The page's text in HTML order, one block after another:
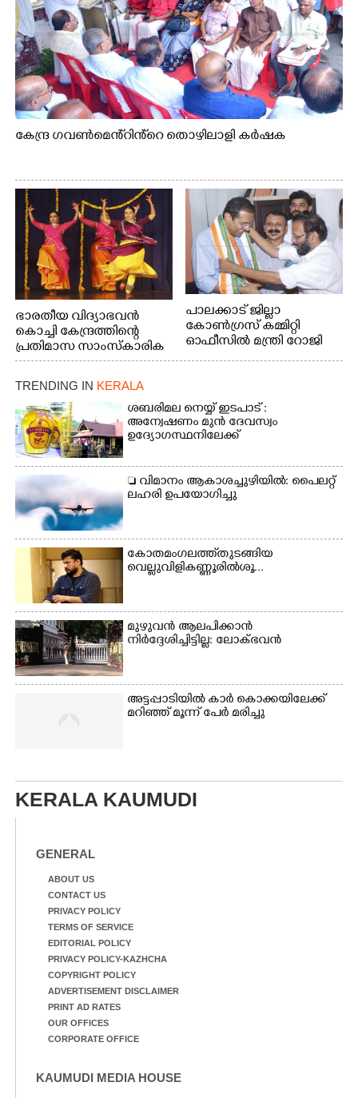
കേന്ദ്ര ഗവൺമെൻ്റിൻ്റെ തൊഴിലാളി കർഷക
ഭാരതീയ വിദ്യാഭവൻ
കൊച്ചി കേന്ദ്രത്തിന്റെ
പ്രതിമാസ സാംസ്കാരിക
പരിപാടിയുടെ ഭാഗമായി
ടി.ഡി റോഡിലെ ഭാരതീയ
വിദ്യാഭവൻ സർദാർ
പട്ടേൽ സഭാഗൃഹത്തിൽ
എം. അക്ഷതയുടെ
നേതൃത്വത്തിൽ
അവതരിപ്പിച്ച ലയ നമൻ
കഥക് നൃത്തത്തിൽ നിന്ന്
പാലക്കാട് ജില്ലാ
കോൺഗ്രസ് കമ്മിറ്റി
ഓഫീസിൽ മന്ത്രി റോജി
എം ജോണിന്
TRENDING IN KERALA
ശബരിമല നെയ്യ് ഇടപാട് :
അന്വേഷണം മുൻ ദേവസ്വം
ഉദ്യോഗസ്ഥനിലേക്ക്
 വിമാനം ആകാശച്ചുഴിയിൽ: പൈലറ്റ്
ലഹരി ഉപയോഗിച്ചു
കോതമംഗലത്ത് തുടങ്ങിയ
വെല്ലുവിളി കണ്ണൂരിൽ ശൂ...
മുഴുവൻ ആലപിക്കാൻ
നിർദ്ദേശിച്ചിട്ടില്ല: ലോക്ഭവൻ
അട്ടപ്പാടിയിൽ കാർ കൊക്കയിലേക്ക്
മറിഞ്ഞ് മൂന്ന് പേർ മരിച്ചു
KERALA KAUMUDI
GENERAL
ABOUT US
CONTACT US
PRIVACY POLICY
TERMS OF SERVICE
EDITORIAL POLICY
PRIVACY POLICY-KAZHCHA
COPYRIGHT POLICY
ADVERTISEMENT DISCLAIMER
PRINT AD RATES
OUR OFFICES
CORPORATE OFFICE
KAUMUDI MEDIA HOUSE